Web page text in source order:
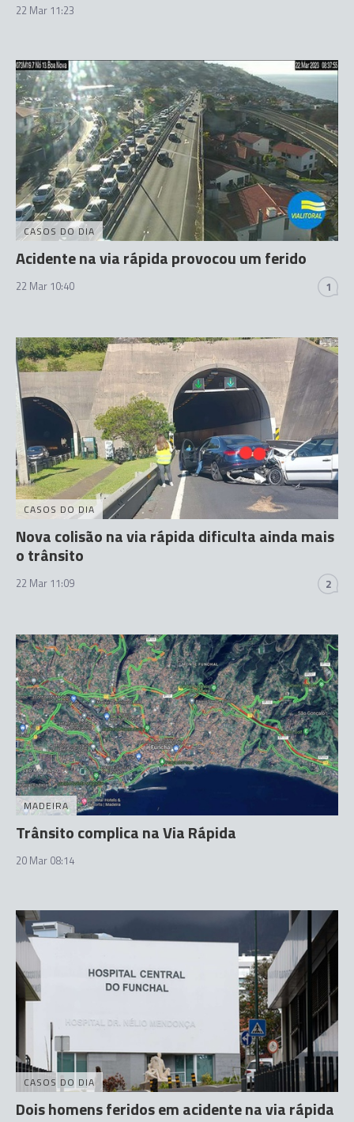
22 Mar 11:23
CASOS DO DIA
Acidente na via rápida provocou um ferido
22 Mar 10:40 1
CASOS DO DIA
Nova colisão na via rápida dificulta ainda mais
o trânsito
22 Mar 11:09 2
MADEIRA
Trânsito complica na Via Rápida
20 Mar 08:14
CASOS DO DIA
Dois homens feridos em acidente na via rápida